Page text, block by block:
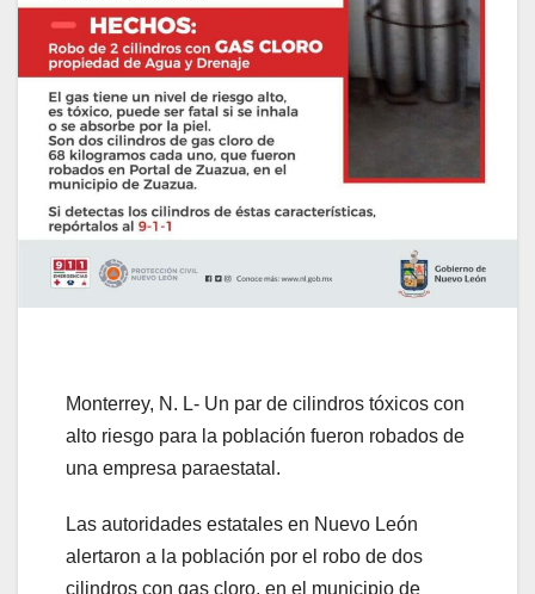
Monterrey, N. L- Un par de cilindros tóxicos con
alto riesgo para la población fueron robados de
una empresa paraestatal.
Las autoridades estatales en Nuevo León
alertaron a la población por el robo de dos
cilindros con gas cloro, en el municipio de